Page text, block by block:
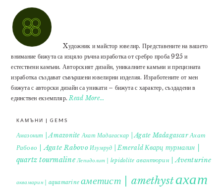
Xудожник и майстор ювелир. Представените на вашето
внимание бижута са изцяло ръчна изработка от сребро проба 925 и
естествени камъни. Авторският дизайн, уникалните камъни и прецизната
изработка създават съвършени ювелирни изделия. Изработените от мен
бижута с авторски дизайн са уникати – бижута с характер, създадени в
единствен екземпляр. Read More…
КАМЪНИ | GEMS
Амазонит | Amazonite Ахат Мадагаскар | Agate Madagascar Ахат
Рабово | Agate Rabovo Изумруд | Emerald Кварц турмалин |
quartz tourmaline Лепидолит | lepidolite авантюрин | Aventurine
аквамарин | aquamarine аметист | amethystахат